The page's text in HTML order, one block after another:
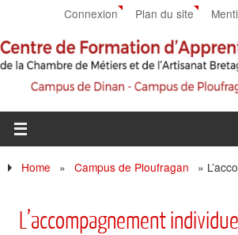
Connexion Plan du site
Home » Campus de Ploufragan »
L’accompagnement individuel